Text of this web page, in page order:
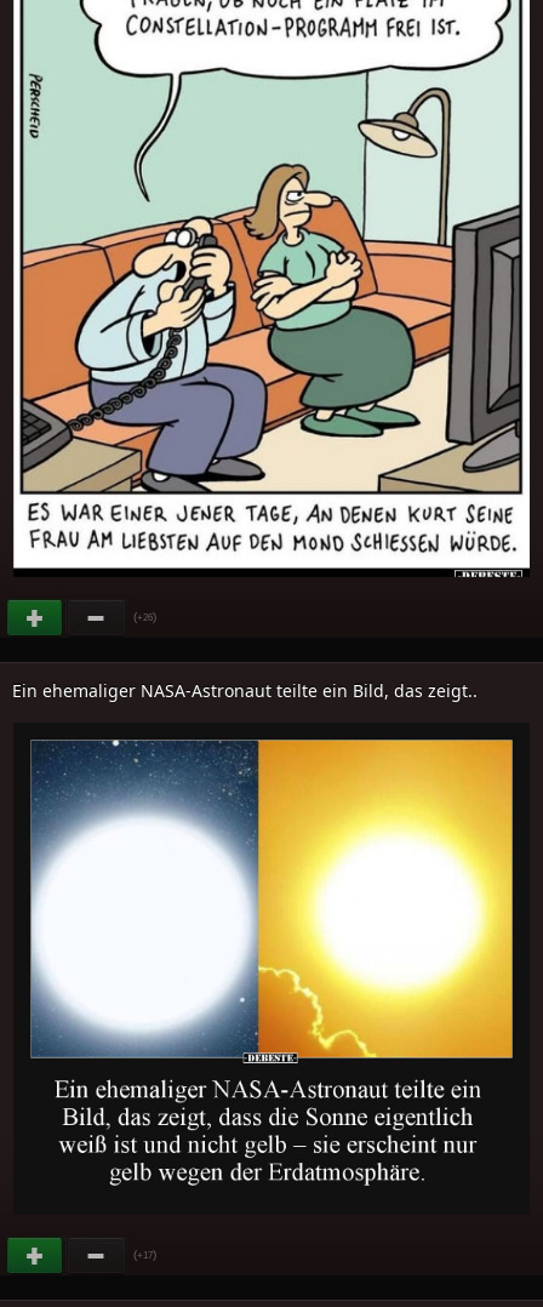
(+26)
Ein ehemaliger NASA-Astronaut teilte ein Bild, das zeigt..
(+17)